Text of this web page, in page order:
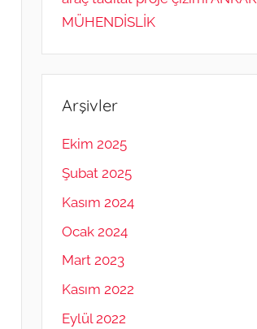
MÜHENDİSLİK
Arşivler
Ekim 2025
Şubat 2025
Kasım 2024
Ocak 2024
Mart 2023
Kasım 2022
Eylül 2022